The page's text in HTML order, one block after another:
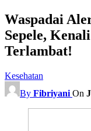
Waspadai
Sepele,
Terlambat!
Kesehatan
By Fibriyani On